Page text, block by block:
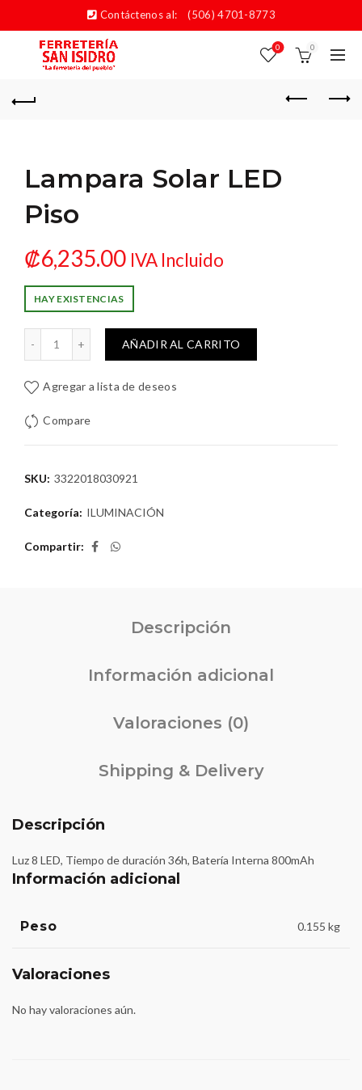
Contáctenos al: (506) 4701-8773
0 0
Lampara Solar LED
Piso
₡6,235.00 IVA Incluido
HAY EXISTENCIAS
Solar LED Piso cantidad
AÑADIR AL CARRITO
Agregar a lista de deseos
Compare
SKU: 3322018030921
Categoría: ILUMINACIÓN
Compartir
Descripción
Información adicional
Valoraciones (0)
Shipping & Delivery
Descripción
Luz 8 LED, Tiempo de duración 36h, Batería Interna 800mAh
Información adicional
Peso 0.155 kg
Valoraciones
No hay valoraciones aún.